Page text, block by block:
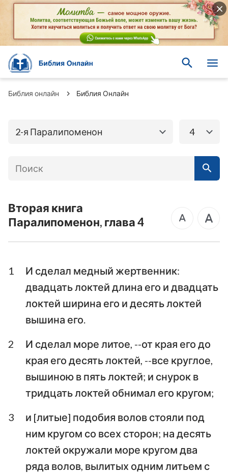
Библия онлайн Библия Онлайн
2-я Паралипоменон
Книги Ветхого
завета
Бытие Исход
Второзаконие Иисус Навин
2-я
Есфирь Иов
Псалтирь Притчи
Исаия Иеремия
Плач Иеремии Иезекииль
Даниил Осия
Иоиль Амос
Авдия Иона
Михей Наум
4
Вторая книга
Паралипоменон, глава 4
1
И сделал медный жертвенник:
двадцать локтей длина его и двадцать
локтей ширина его и десять локтей
вышина его.
2
И сделал море литое, --от края его до
края его десять локтей, --все круглое,
вышиною в пять локтей; и снурок в
тридцать локтей обнимал его кругом;
3
и [литые] подобия волов стояли под
ним кругом со всех сторон; на десять
локтей окружали море кругом два
ряда волов, вылитых одним литьем с